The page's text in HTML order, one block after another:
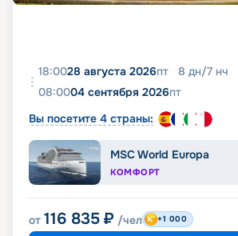
18:0028 августа 2026пт 8 дн/7 нч
08:0004 сентября 2026пт
Вы посетите 4 страны:
MSC World Europa
КОМФОРТ
от 116 835 ₽ /чел +1 000